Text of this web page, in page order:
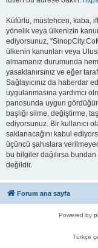
Küfürlü, müstehcen, kaba,
yönelik veya ülkenizin
ediyorsunuz,
ülkenin kanunları veya
almamanız durumunda
yasaklanırsınız ve eğer
Sağlayıcınız da haberdar
uygulanmasına yardımcı
panosunda uygun
başlığı silme, değiştirme,
ediyorsunuz. Bir kullanıcı
saklanacağını kabul
üçüncü şahıslara
bu bilgiler dağılırsa
değildir.
Forum ana sayfa
Powered by
Türkçe